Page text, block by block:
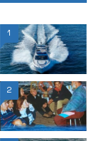
1
2